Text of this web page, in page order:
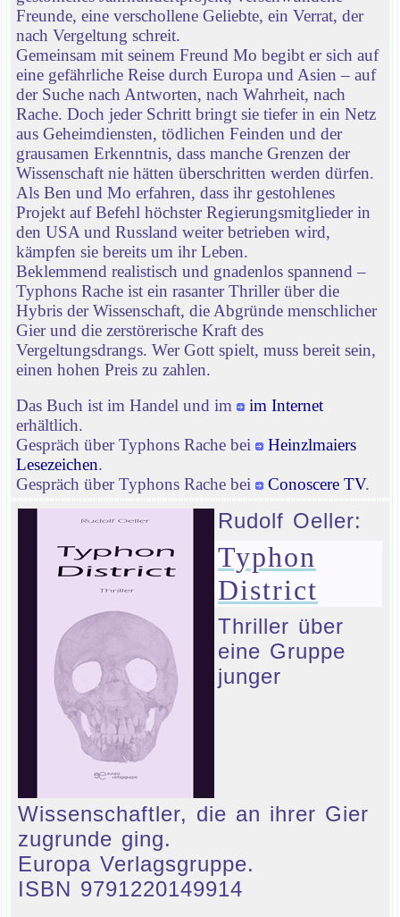
Freunde, eine verschollene Geliebte, ein Verrat, der
nach Vergeltung schreit.
Gemeinsam mit seinem Freund Mo begibt er sich auf
eine gefährliche Reise durch Europa und Asien – auf
der Suche nach Antworten, nach Wahrheit, nach
Rache. Doch jeder Schritt bringt sie tiefer in ein Netz
aus Geheimdiensten, tödlichen Feinden und der
grausamen Erkenntnis, dass manche Grenzen der
Wissenschaft nie hätten überschritten werden dürfen.
Als Ben und Mo erfahren, dass ihr gestohlenes
Projekt auf Befehl höchster Regierungsmitglieder in
den USA und Russland weiter betrieben wird,
kämpfen sie bereits um ihr Leben.
Beklemmend realistisch und gnadenlos spannend –
Typhons Rache ist ein rasanter Thriller über die
Hybris der Wissenschaft, die Abgründe menschlicher
Gier und die zerstörerische Kraft des
Vergeltungsdrangs. Wer Gott spielt, muss bereit sein,
einen hohen Preis zu zahlen.
Das Buch ist im Handel und im
im Internet
erhältlich.
Gespräch über Typhons Rache bei
Heinzlmaiers
Lesezeichen.
Gespräch über Typhons Rache bei
Conoscere TV.
Rudolf Oeller:
Typhon
District
Thriller über
eine Gruppe
junger
Wissenschaftler, die an ihrer Gier
zugrunde ging.
Europa Verlagsgruppe.
ISBN 9791220149914